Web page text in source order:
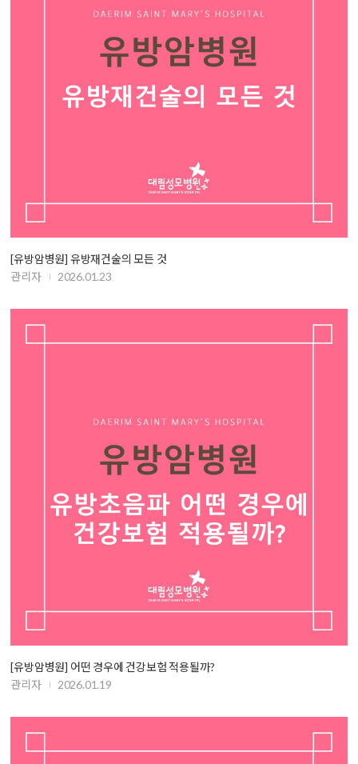
[유방암병원] 유방재건술의 모든 것
관리자
2026.01.23
[유방암병원] 어떤 경우에 건강보험 적용될까?
관리자
2026.01.19